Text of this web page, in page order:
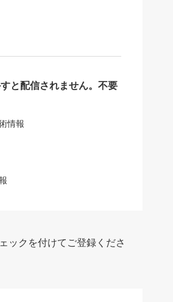
と配信されません。不要
情報
ックを付けてご登録くださ